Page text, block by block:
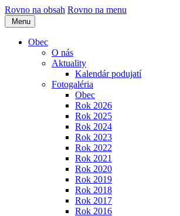
Rovno na obsah Rovno na menu
Menu
Obec
O nás
Aktuality
Kalendár podujatí
Fotogaléria
Obec
Rok 2026
Rok 2025
Rok 2024
Rok 2023
Rok 2022
Rok 2021
Rok 2020
Rok 2019
Rok 2018
Rok 2017
Rok 2016